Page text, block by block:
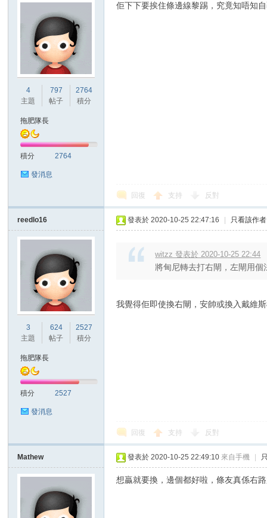
4
主題
797
帖子
2764
積分
拖肥隊長
積分 2764
發消息
佢下下要挨住條邊線黎踢，究竟知唔知
回復 支持 反對
reedlo16
3
主題
624
帖子
2527
積分
拖肥隊長
積分 2527
發消息
發表於 2020-10-25 22:47:16 只看該作者
witzz 發表於 2020-10-25 22:44
將甸尼轉去打右閘，左閘用個
我覺得佢即使換右閘，安帥或換入戴維
回復 支持 反對
Mathew 發表於 2020-10-25 22:49:10 來自手機
想贏就要換，邊個都好啦，條友真係右路